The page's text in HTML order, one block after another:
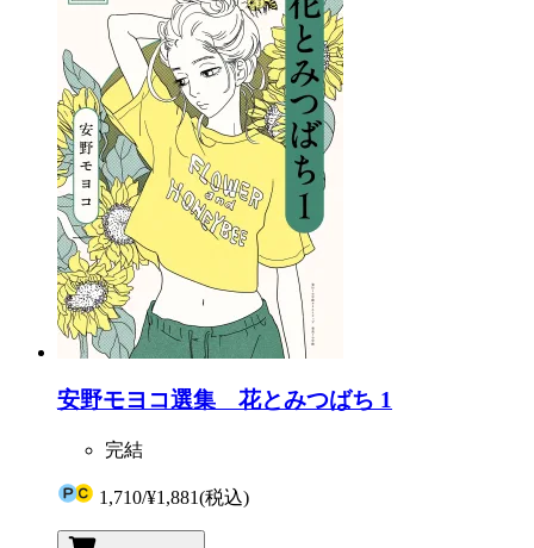
安野モヨコ選集 花とみつばち 1
完結
1,710/¥1,881(税込)